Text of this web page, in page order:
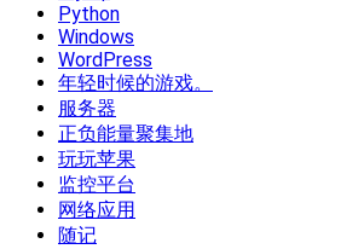
Python
Windows
WordPress
年轻时候的游戏。
服务器
正负能量聚集地
玩玩苹果
监控平台
网络应用
随记